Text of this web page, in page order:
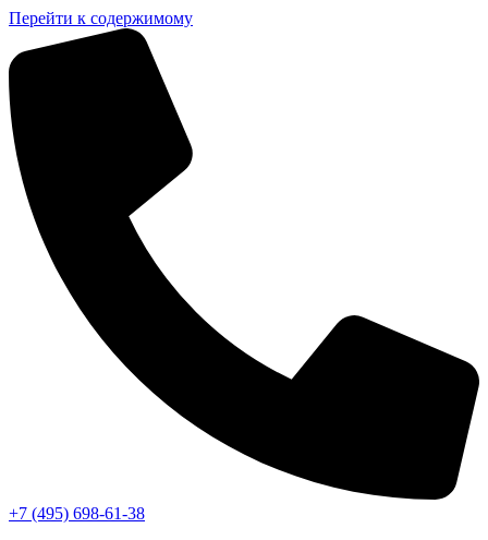
Перейти к содержимому
+7 (495) 698-61-38